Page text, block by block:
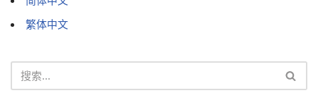
繁体中文